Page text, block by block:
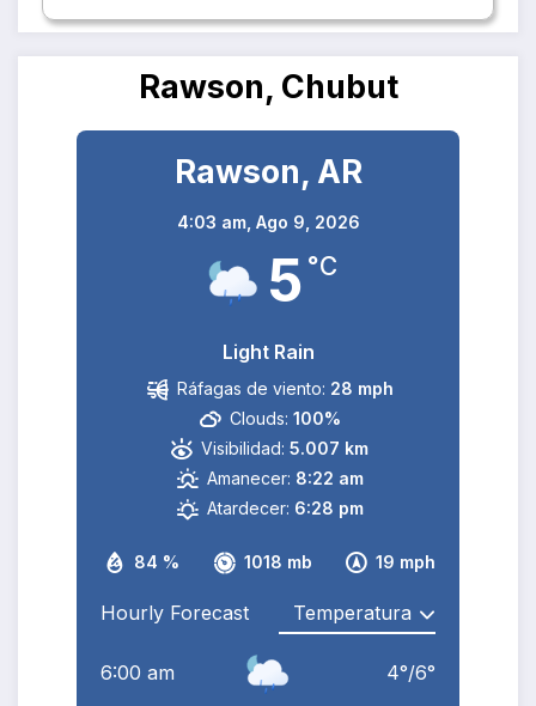
Rawson, Chubut
Rawson, AR
4:03 am, Ago 9, 2026
5 °C
Light Rain
84 % 1018 mb 19 mph
Ráfagas de viento: 28 mph
Clouds: 100%
Visibilidad: 5.007 km
Amanecer: 8:22 am
Atardecer: 6:28 pm
Hourly Forecast
6:00 am 4°/6°